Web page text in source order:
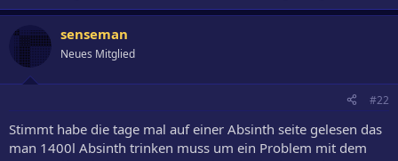
senseman
Neues Mitglied
#22
Stimmt habe die tage mal auf einer Absinth seite gelesen das
man 1400l Absinth trinken muss um ein Problem mit dem